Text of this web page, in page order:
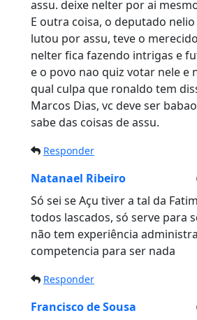
assu. deixe nelter por ai
E outra coisa, o deputado
lutou por assu, teve o
nelter fica fazendo intrigas e
e o povo nao quiz votar nele e
qual culpa que ronaldo tem
Marcos Dias, vc deve ser
sabe das coisas de assu.
Responder
Natanael Ribeiro
Só sei se Açu tiver a tal da
todos lascados, só serve para
não tem experiência
competencia para ser nada
Responder
Francisco de Sousa